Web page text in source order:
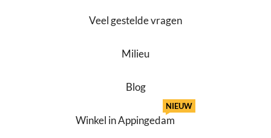
Veel gestelde vragen
Milieu
Blog
Winkel in Appingedam
NIEUW